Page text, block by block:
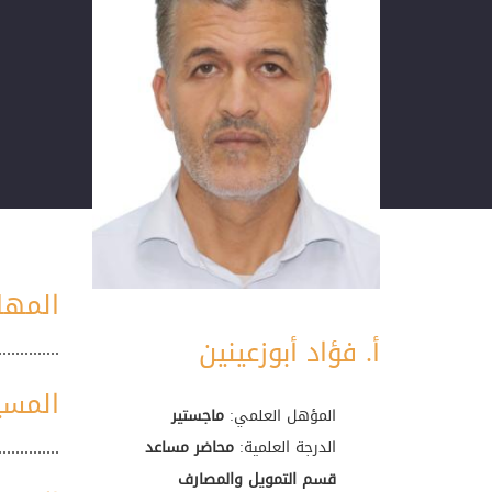
أ. فؤاد أبوزعينين
المؤهل العلمي: ماجستير
الدرجة العلمية: محاضر مساعد
قسم التمويل والمصارف